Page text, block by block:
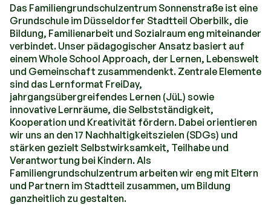
Das Familiengrundschulzentrum Sonnenstraße ist eine
Grundschule im Düsseldorfer Stadtteil Oberbilk, die
Bildung, Familienarbeit und Sozialraum eng miteinander
verbindet. Unser pädagogischer Ansatz basiert auf
einem Whole School Approach, der Lernen, Lebenswelt
und Gemeinschaft zusammendenkt. Zentrale Elemente
sind das Lernformat FreiDay,
jahrgangsübergreifendes Lernen (JüL) sowie
innovative Lernräume, die Selbstständigkeit,
Kooperation und Kreativität fördern. Dabei orientieren
wir uns an den 17 Nachhaltigkeitszielen (SDGs) und
stärken gezielt Selbstwirksamkeit, Teilhabe und
Verantwortung bei Kindern. Als
Familiengrundschulzentrum arbeiten wir eng mit Eltern
und Partnern im Stadtteil zusammen, um Bildung
ganzheitlich zu gestalten.